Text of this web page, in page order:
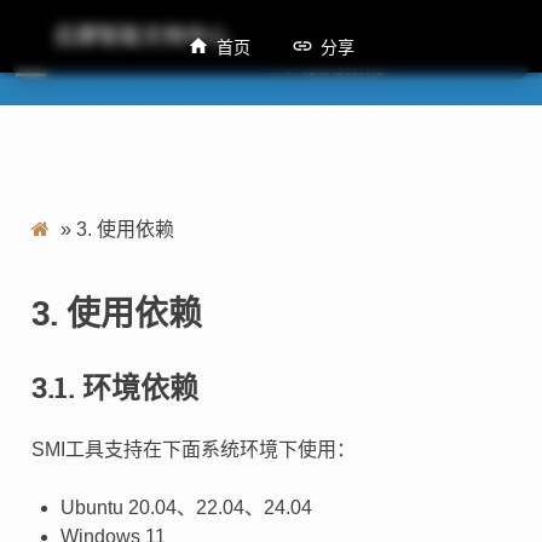
后摩智能文档中心
M50 SMI工具使用指南
» 3. 使用依赖
3. 使用依赖
3.1. 环境依赖
SMI工具支持在下面系统环境下使用：
Ubuntu 20.04、22.04、24.04
Windows 11
首页 分享